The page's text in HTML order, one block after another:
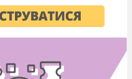
й мріям,
дива.
всім надіям,
ця легка.